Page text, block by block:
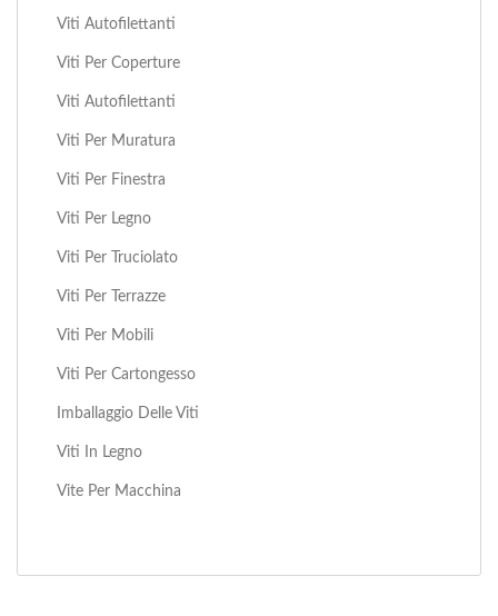
Viti Autofilettanti
Viti Per Coperture
Viti Autofilettanti
Viti Per Muratura
Viti Per Finestra
Viti Per Legno
Viti Per Truciolato
Viti Per Terrazze
Viti Per Mobili
Viti Per Cartongesso
Imballaggio Delle Viti
Viti In Legno
Vite Per Macchina